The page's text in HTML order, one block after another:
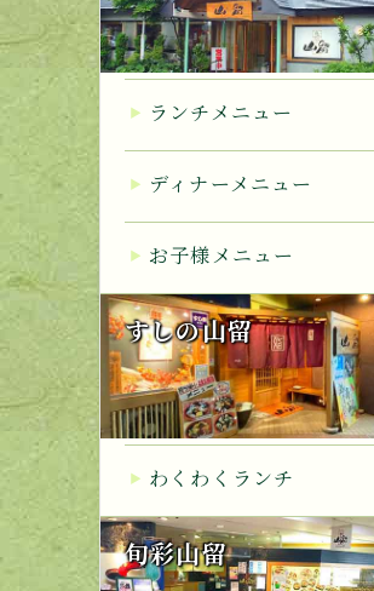
ランチメニュー
ディナーメニュー
お子様メニュー
すしの山留
わくわくランチ
旬彩山留